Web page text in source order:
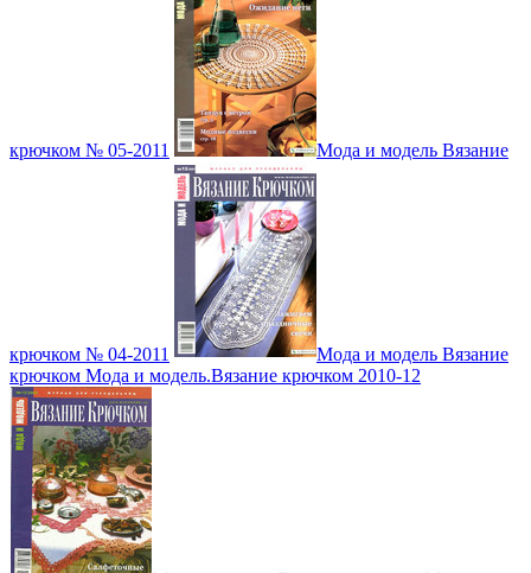
крючком № 05-2011 Мода и модель Вязание
крючком № 04-2011
Мода и модель Вязание
крючком Мода и модель.Вязание крючком 2010-12